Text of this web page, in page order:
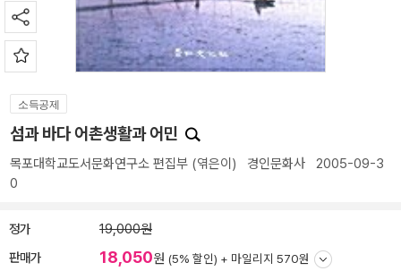
소득공제
섬과 바다 어촌생활과 어민
목포대학교도서문화연구소 편집부 (엮은이) 경인문화사 2005-09-3
0
정가 19,000원
판매가 18,050원 (5% 할인) + 마일리지 570원